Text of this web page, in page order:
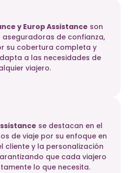
y Europ Assistance son
de confianza,
su cobertura completa y
a las necesidades de
viajero.
se destacan en el
de viaje por su enfoque en
cliente y la personalización
que cada viajero
lo que necesita.